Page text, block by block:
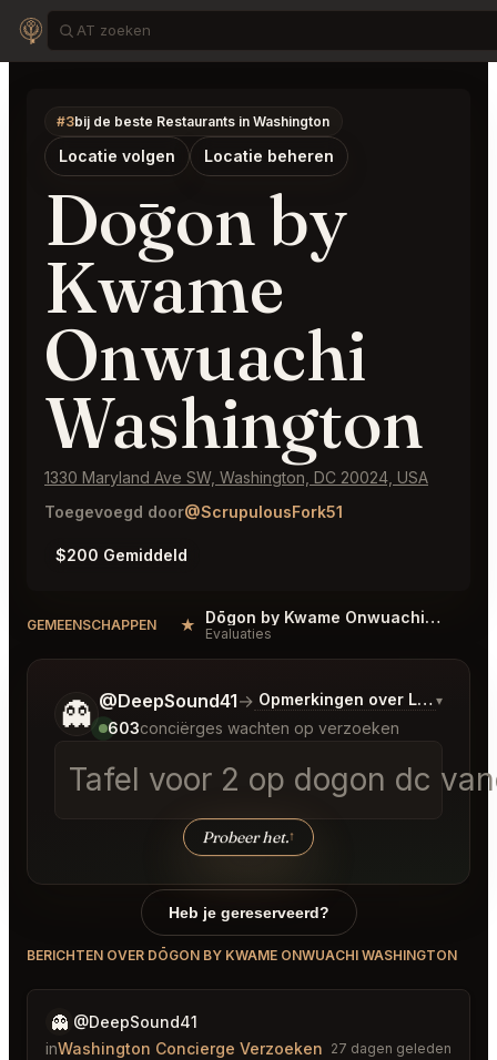
#3bij de beste Restaurants in Washington
Locatie volgen Locatie beheren
Dōgon by
Kwame
Onwuachi
Washington
1330 Maryland Ave SW, Washington, DC 20024, USA
Toegevoegd door@ScrupulousFork51
$200 Gemiddeld
GEMEENSCHAPPEN ★ Dōgon by Kwame Onwuachi Washington Reviews
Evaluaties
👻 @DeepSound41→ Opmerkingen over Laatste
▾
603conciërges wachten op verzoeken
Tafel voor 2 op dogon dc
Probeer het.↑
Vertel me wat je wilt.
Heb je gereserveerd?
BERICHTEN OVER DŌGON BY KWAME ONWUACHI WASHINGTON
👻 @DeepSound41
inWashington Concierge Verzoeken 27 dagen geleden